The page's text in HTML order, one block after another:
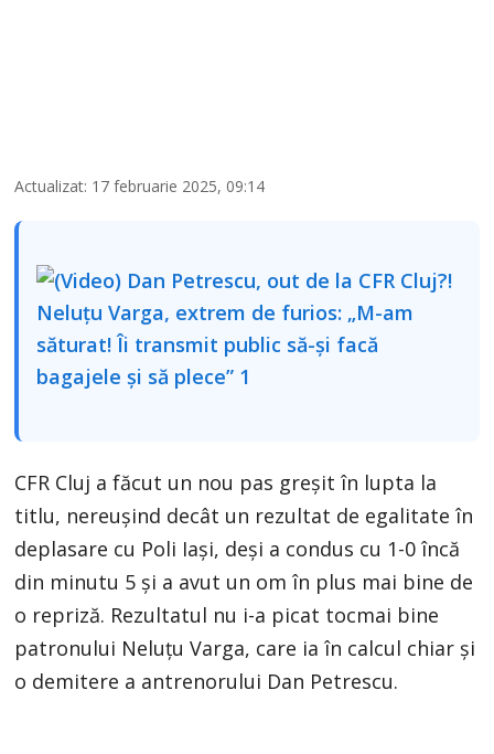
Actualizat: 17 februarie 2025, 09:14
CFR Cluj a făcut un nou pas greșit în lupta la
titlu, nereușind decât un rezultat de egalitate în
deplasare cu Poli Iași, deși a condus cu 1-0 încă
din minutu 5 și a avut un om în plus mai bine de
o repriză. Rezultatul nu i-a picat tocmai bine
patronului Neluțu Varga, care ia în calcul chiar și
o demitere a antrenorului Dan Petrescu.